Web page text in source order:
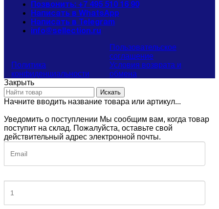
Позвонить: +7 495 510 16 90
Написать в WhatsApp
Написать в Telegram
info@sellection.ru
Пользовательское
соглашение
Политика
конфиденциальности
Условия возврата и
обмена
Закрыть
Искать
Начните вводить название товара или артикул...
Уведомить о поступлении Мы сообщим вам, когда товар
поступит на склад. Пожалуйста, оставьте свой
действительный адрес электронной почты.